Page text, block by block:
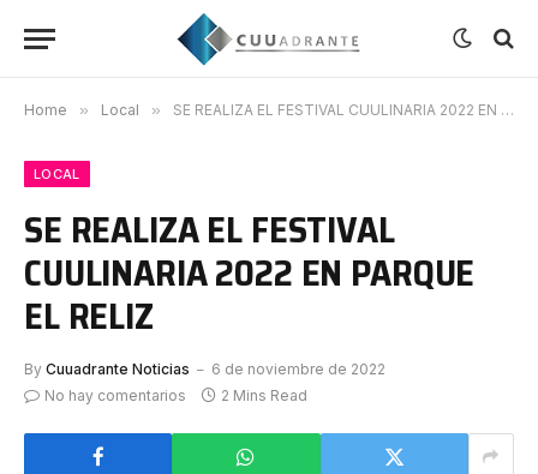
Home » Local » SE REALIZA EL FESTIVAL CUULINARIA 2022 EN PARQUE EL RELIZ
LOCAL
SE REALIZA EL FESTIVAL
CUULINARIA 2022 EN PARQUE
EL RELIZ
By Cuuadrante Noticias
6 de noviembre de 2022
No hay comentarios
2 Mins Read